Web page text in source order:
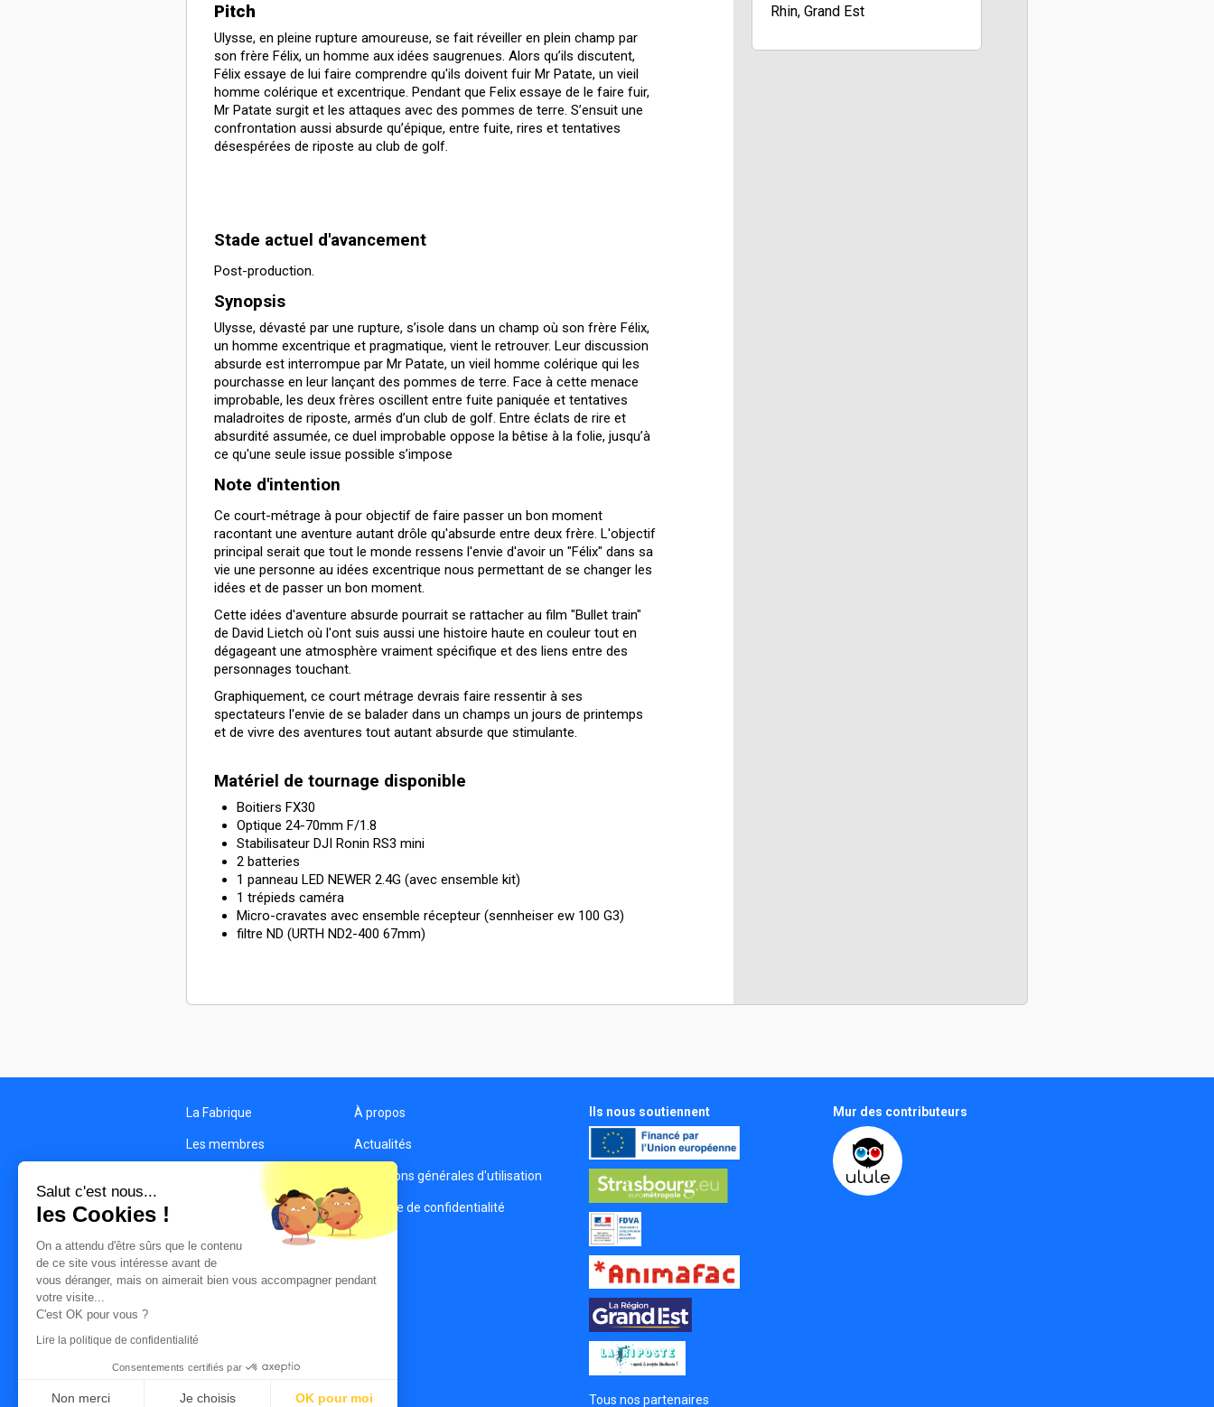
Pitch
Ulysse, en pleine rupture amoureuse, se fait réveiller en plein champ par
son frère Félix, un homme aux idées saugrenues. Alors qu’ils discutent,
Félix essaye de lui faire comprendre qu'ils doivent fuir Mr Patate, un vieil
homme colérique et excentrique. Pendant que Felix essaye de le faire fuir,
Mr Patate surgit et les attaques avec des pommes de terre. S’ensuit une
confrontation aussi absurde qu’épique, entre fuite, rires et tentatives
désespérées de riposte au club de golf.
Stade actuel d'avancement
Post-production.
Synopsis
Ulysse, dévasté par une rupture, s’isole dans un champ où son frère Félix,
un homme excentrique et pragmatique, vient le retrouver. Leur discussion
absurde est interrompue par Mr Patate, un vieil homme colérique qui les
pourchasse en leur lançant des pommes de terre. Face à cette menace
improbable, les deux frères oscillent entre fuite paniquée et tentatives
maladroites de riposte, armés d’un club de golf. Entre éclats de rire et
absurdité assumée, ce duel improbable oppose la bêtise à la folie, jusqu’à
ce qu'une seule issue possible s’impose
Note d'intention
Ce court-métrage à pour objectif de faire passer un bon moment
racontant une aventure autant drôle qu'absurde entre deux frère. L'objectif
principal serait que tout le monde ressens l'envie d'avoir un "Félix" dans sa
vie une personne au idées excentrique nous permettant de se changer les
idées et de passer un bon moment.
Cette idées d'aventure absurde pourrait se rattacher au film "Bullet train"
de David Lietch où l'ont suis aussi une histoire haute en couleur tout en
dégageant une atmosphère vraiment spécifique et des liens entre des
personnages touchant.
Graphiquement, ce court métrage devrais faire ressentir à ses
spectateurs l'envie de se balader dans un champs un jours de printemps
et de vivre des aventures tout autant absurde que stimulante.
Matériel de tournage disponible
Boitiers FX30
Optique 24-70mm F/1.8
Stabilisateur DJI Ronin RS3 mini
2 batteries
1 panneau LED NEWER 2.4G (avec ensemble kit)
1 trépieds caméra
Micro-cravates avec ensemble récepteur (sennheiser ew 100 G3)
filtre ND (URTH ND2-400 67mm)
Rhin, Grand Est
La Fabrique
Les membres
À propos
Actualités
Conditions générales d'utilisation
Politique de confidentialité
Ils nous soutiennent
Tous nos partenaires
Mur des contributeurs
Salut c'est nous...
les Cookies !
On a attendu d'être sûrs que le contenu
de ce site vous intéresse avant de
vous déranger, mais on aimerait bien vous accompagner pendant
votre visite...
C'est OK pour vous ?
Lire la politique de confidentialité
Consentements certifiés par
Non merci Je choisis OK pour moi